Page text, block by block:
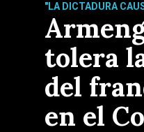
"LA DICTADURA
tolera
del
en el